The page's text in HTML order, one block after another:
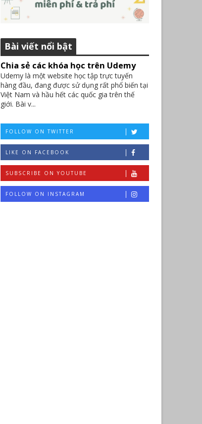
Bài viết nổi bật
Chia sẻ các khóa học trên Udemy
Udemy là một website học tập trực tuyến
hàng đầu, đang được sử dụng rất phổ biến tại
Việt Nam và hầu hết các quốc gia trên thế
giới. Bài v...
FOLLOW ON TWITTER
LIKE ON FACEBOOK
SUBSCRIBE ON YOUTUBE
FOLLOW ON INSTAGRAM